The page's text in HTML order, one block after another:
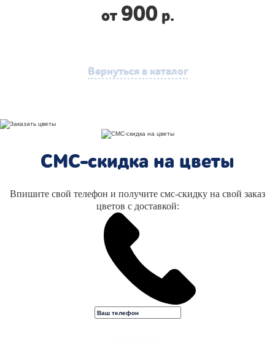
от 900р.
Вернуться в каталог
СМС-скидка на цветы
Впишите свой телефон и получите смс-скидку на свой заказ
цветов с доставкой: